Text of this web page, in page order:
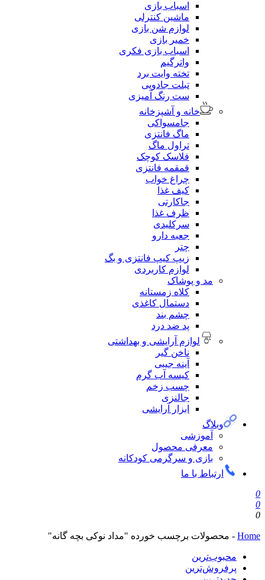
اسباب بازی
ماشین کنترلی
لوازم شن بازی
خمیر بازی
اسباب بازی فکری
واترگیم
تخته وایت برد
تبلت جادویی
ست رنگ آمیزی
خانه و آشپزخانه
جامسواکی
ماگ فانتزی
تراول ماگ
فلاسک کوچک
قمقمه فانتزی
چراغ خواب
کیف غذا
جاکارتی
ظرف غذا
سرکلیدی
جعبه دارو
چتر
زیپ کیپ فانتزی و بگ
لوازم کاربردی
مد و پوشاک
کلاه زمستانه
دستمال کاغذی
چشم بند
پد ضد درد
لوازم آرایشی و بهداشتی
ناخن گیر
آینه جیبی
کیسه آب گرم
چسب زخم
جالنزی
ابزار آرایشی
وبلاگ
آموزشی
معرفی محصول
بازی و سرگرمی کودکانه
ارتباط با ما
0
0
0
Home
- محصولات برچسب خورده "مداد نوکی بچه گانه"
محبوب‌ترین
پرفروش‌ترین